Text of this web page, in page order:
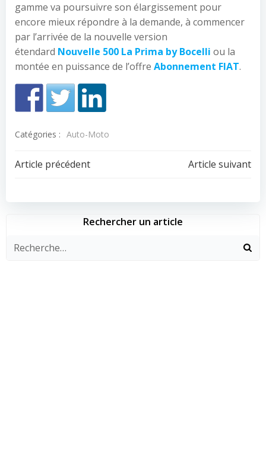
gamme va poursuivre son élargissement pour
encore mieux répondre à la demande, à commencer
par l’arrivée de la nouvelle version
étendard Nouvelle 500 La Prima by Bocelli ou la
montée en puissance de l’offre Abonnement FIAT.
Catégories : Auto-Moto
Navigation
de
l’article
Article précédent
Navigation
de
l’article
Article suivant
Rechercher un article